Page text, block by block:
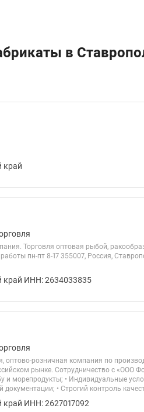
в
край
Торговля оптовая рыбой,
пн-пт 8-17 355007, Россия,
край ИНН: 2634033835
оптово-розничная компания по
рынке. Сотрудничество с «ООО
и морепродукты; • Индивидуальные
документации; • Строгий контроль
край ИНН: 2627017092